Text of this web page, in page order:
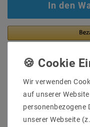
In den
Wir verwenden
auf unserer
personenbezogene
unserer Webseite